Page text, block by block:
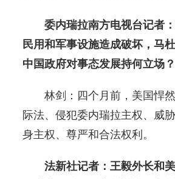
委内瑞拉南方电视台记者
民用和军事设施造成破坏，马
中国政府对事态发展持何立场？
林剑：四个月前，美国悍
际法、侵犯委内瑞拉主权、威
身主权、尊严和合法权利。
法新社记者：王毅外长和